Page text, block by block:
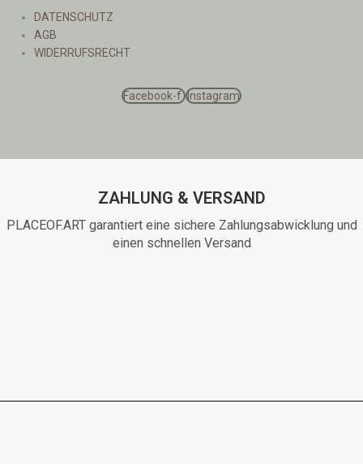
DATENSCHUTZ
AGB
WIDERRUFSRECHT
Facebook-f Instagram
ZAHLUNG & VERSAND
PLACEOF.ART garantiert eine sichere Zahlungsabwicklung und
einen schnellen Versand